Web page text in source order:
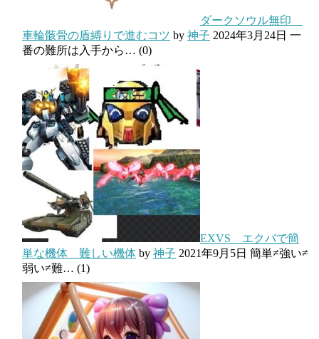
ダークソウル無印
車輪骸骨の盾縛りで進むコツ by 神子 2024年3月24日 一
番の難所は入手から… (0)
EXVS エクバで簡
単な機体 難しい機体 by 神子 2021年9月5日 簡単≠強い≠
弱い≠難… (1)